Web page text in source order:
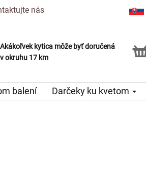
nás
Akákoľvek kytica môže byť doručená
v okruhu 17 km
Click & Collect
balení Darčeky ku kvetom